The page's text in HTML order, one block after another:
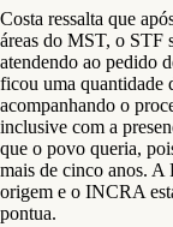
Costa ressalta que
áreas do MST, o STF
atendendo ao pedido
ficou uma quantidade
acompanhando o
inclusive com a
que o povo queria,
mais de cinco anos. A
origem e o INCRA
pontua.